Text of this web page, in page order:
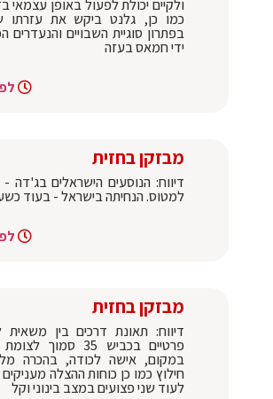
ולקיים יכולת לפעול באופן עצמאי
כמו כן, גלנט ביקש את עזרתו
בפתרון סוגיית השבויים והנעדרים
ידי חמאס בעזה
לפני
מבזקן בחזית
דיווח: הנוסעים הישראלים בג'דה
למטוס. הנחיתה בישראל - בעוד
לפני
מבזקן בחזית
דיווח: תאונת דרכים בין משאית
פרטיים בכביש 35 סמוך
במקום, אישה לכודה, בהכרה
חילוץ כמו כן כוחות ההצלה מעניקים
לעוד שני פצועים במצב בינוני וקל